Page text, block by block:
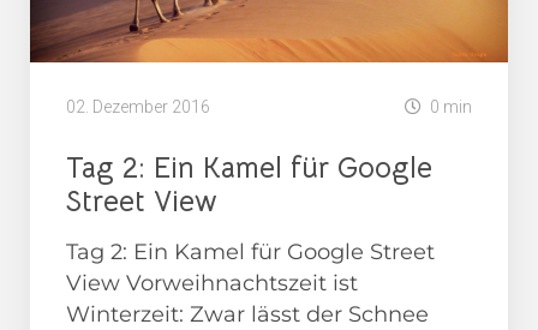
02. Dezember 2016 0 min
Tag 2: Ein Kamel für Google
Street View
Tag 2: Ein Kamel für Google Street
View Vorweihnachtszeit ist
Winterzeit: Zwar lässt der Schnee